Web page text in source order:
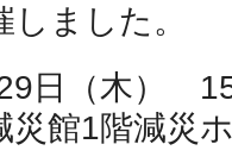
ました。
日（木）
災館1階減災